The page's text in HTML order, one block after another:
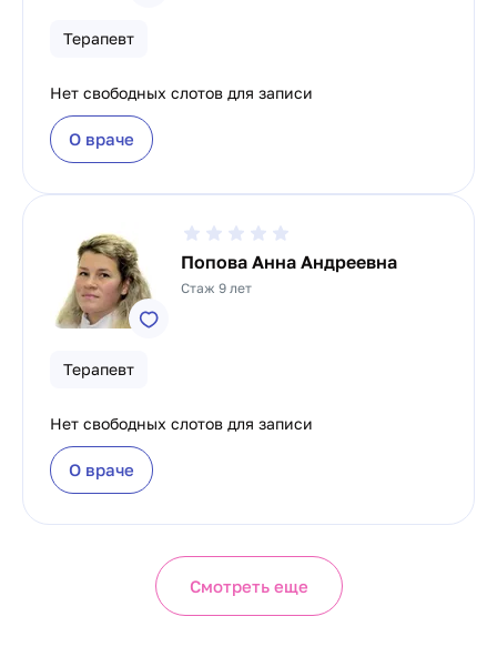
Терапевт
Нет свободных слотов для записи
О враче
Попова Анна Андреевна
Стаж 9 лет
Терапевт
Нет свободных слотов для записи
О враче
Смотреть еще